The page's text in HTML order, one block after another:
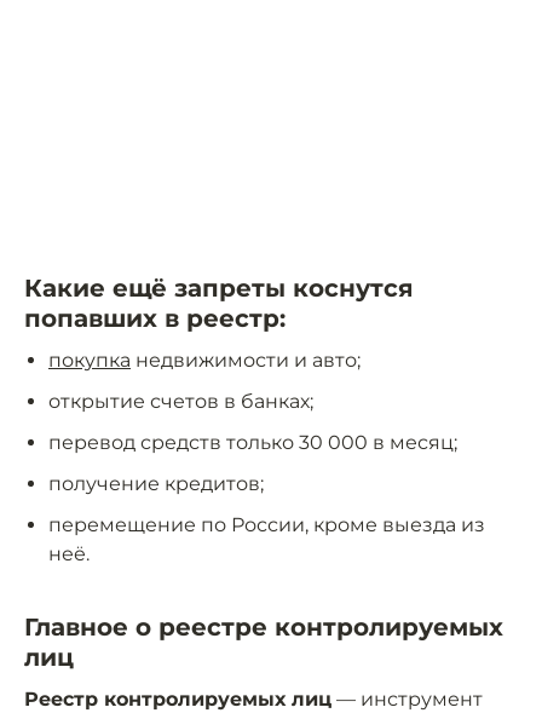
Какие ещё запреты коснутся
попавших в реестр:
покупка недвижимости и авто;
открытие счетов в банках;
перевод средств только 30 000 в месяц;
получение кредитов;
перемещение по России, кроме выезда из
неё.
Главное о реестре контролируемых
лиц
Реестр контролируемых лиц — инструмент